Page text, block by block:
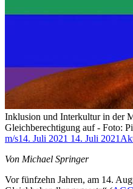
Inklusion und Interkultur in der
Gleichberechtigung auf - Foto:
m/s14. Juli 2021 14. Juli 2021
Von Michael Springer
Vor fünfzehn Jahren, am 14.